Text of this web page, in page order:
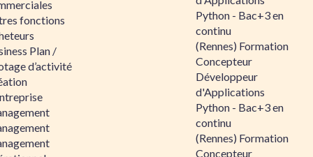
fonctions
Plan /
d’activité
Python - Bac+3 en
continu
(Rennes) Formation
Concepteur
Développeur
d'Applications
Python - Bac+3 en
continu
(Rennes) Formation
Concepteur